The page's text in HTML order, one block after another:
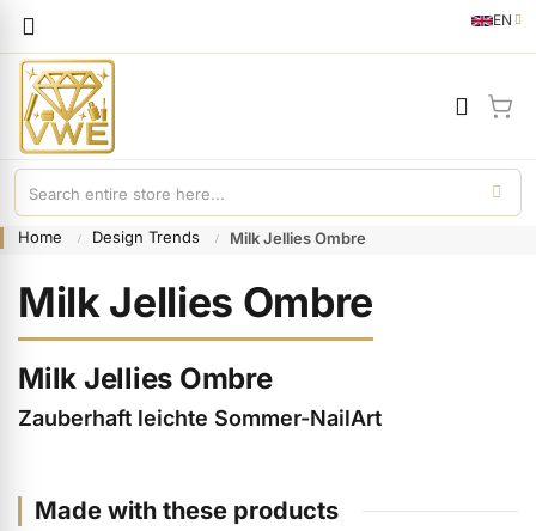
Language
EN
English
My
Home Design Trends Milk Jellies Ombre
Milk Jellies Ombre
Milk Jellies Ombre
Zauberhaft leichte Sommer-NailArt
Made with these products